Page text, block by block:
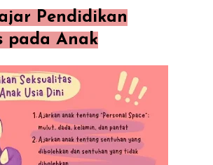
Pendidikan
pada Anak